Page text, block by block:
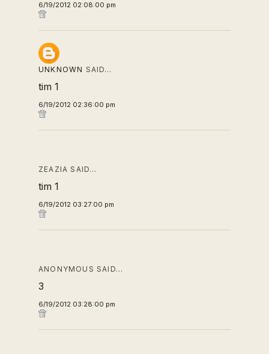
6/19/2012 02:08:00 pm
UNKNOWN SAID…
tim 1
6/19/2012 02:36:00 pm
ZEAZIA SAID…
tim 1
6/19/2012 03:27:00 pm
ANONYMOUS SAID…
3
6/19/2012 03:28:00 pm